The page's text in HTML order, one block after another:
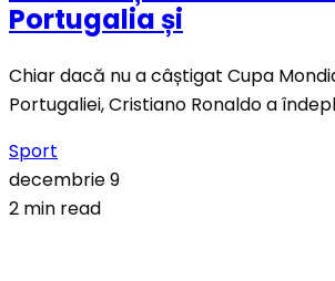
Portugalia și
Chiar dacă nu a câștigat Cupa
Portugaliei, Cristiano Ronaldo a
Sport
decembrie 9
2 min read